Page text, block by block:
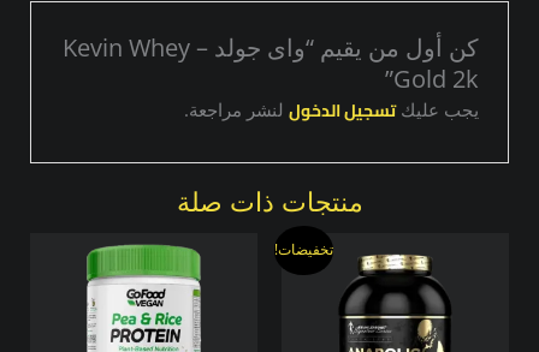
كن أول من يقيم “واى جولد – Kevin Whey
Gold 2k”
يجب عليكتسجيل الدخول لنشر مراجعة.
منتجات ذات صلة
تخفيضات!
الأصلي
4000,00 EGP.
السعر
الحالي
هو:
هناك
العديد